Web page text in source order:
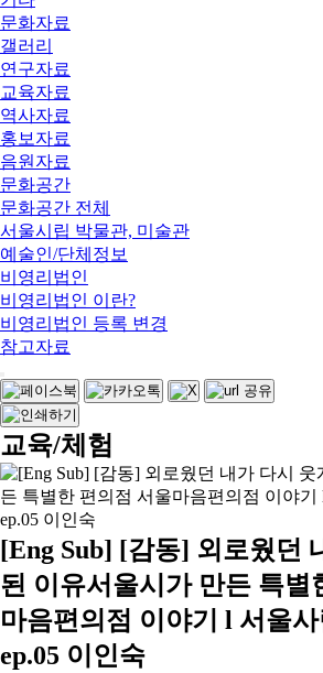
문화자료
갤러리
연구자료
교육자료
역사자료
홍보자료
음원자료
문화공간
문화공간 전체
서울시립 박물관, 미술관
예술인/단체정보
비영리법인
비영리법인 이란?
비영리법인 등록 변경
참고자료
교육/체험
[Eng Sub] [감동] 외로웠던
된 이유서울시가 만든 특별
마음편의점 이야기 l 서울
ep.05 이인숙